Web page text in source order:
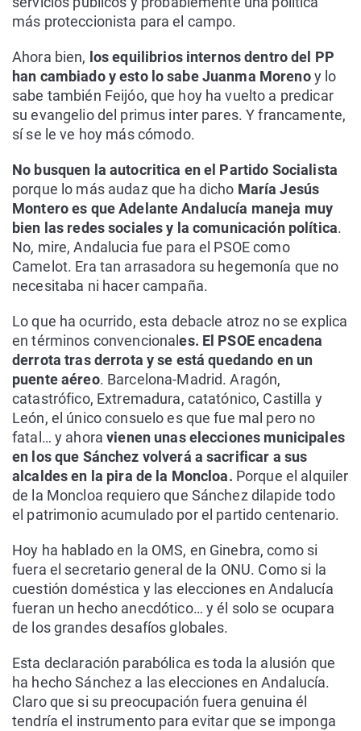
más proteccionista para el campo.
Ahora bien, los equilibrios internos dentro del PP
han cambiado y esto lo sabe Juanma Morenoy lo
sabe también Feijóo, que hoy ha vuelto a predicar
su evangelio del primus inter pares. Y francamente,
sí se le ve hoy más cómodo.
No busquen la autocritica en el Partido Socialista
porque lo más audaz que ha dicho María Jesús
Montero es que Adelante Andalucía maneja muy
bien las redes sociales y la comunicación política.
No, mire, Andalucia fue para el PSOE como
Camelot. Era tan arrasadora su hegemonía que no
necesitaba ni hacer campaña.
Lo que ha ocurrido, esta debacle atroz no se explica
en términos convencionales. El PSOE encadena
derrota tras derrota y se está quedando en un
puente aéreo. Barcelona-Madrid. Aragón,
catastrófico, Extremadura, catatónico, Castilla y
León, el único consuelo es que fue mal pero no
fatal… y ahora vienen unas elecciones municipales
en los que Sánchez volverá a sacrificar a sus
alcaldes en la pira de la Moncloa. Porque el alquiler
de la Moncloa requiero que Sánchez dilapide todo
el patrimonio acumulado por el partido centenario.
Hoy ha hablado en la OMS, en Ginebra, como si
fuera el secretario general de la ONU. Como si la
cuestión doméstica y las elecciones en Andalucía
fueran un hecho anecdótico… y él solo se ocupara
de los grandes desafíos globales.
Esta declaración parabólica es toda la alusión que
ha hecho Sánchez a las elecciones en Andalucía.
Claro que si su preocupación fuera genuina él
tendría el instrumento para evitar que se imponga